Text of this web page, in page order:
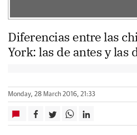
Diferencias entre las
York: las de antes y las
Monday, 28 March 2016, 21:33